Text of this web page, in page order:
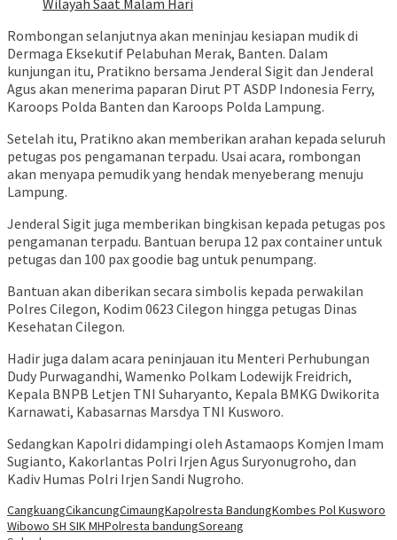
Wilayah Saat Malam Hari
Rombongan selanjutnya akan meninjau kesiapan mudik di
Dermaga Eksekutif Pelabuhan Merak, Banten. Dalam
kunjungan itu, Pratikno bersama Jenderal Sigit dan Jenderal
Agus akan menerima paparan Dirut PT ASDP Indonesia Ferry,
Karoops Polda Banten dan Karoops Polda Lampung.
Setelah itu, Pratikno akan memberikan arahan kepada seluruh
petugas pos pengamanan terpadu. Usai acara, rombongan
akan menyapa pemudik yang hendak menyeberang menuju
Lampung.
Jenderal Sigit juga memberikan bingkisan kepada petugas pos
pengamanan terpadu. Bantuan berupa 12 pax container untuk
petugas dan 100 pax goodie bag untuk penumpang.
Bantuan akan diberikan secara simbolis kepada perwakilan
Polres Cilegon, Kodim 0623 Cilegon hingga petugas Dinas
Kesehatan Cilegon.
Hadir juga dalam acara peninjauan itu Menteri Perhubungan
Dudy Purwagandhi, Wamenko Polkam Lodewijk Freidrich,
Kepala BNPB Letjen TNI Suharyanto, Kepala BMKG Dwikorita
Karnawati, Kabasarnas Marsdya TNI Kusworo.
Sedangkan Kapolri didampingi oleh Astamaops Komjen Imam
Sugianto, Kakorlantas Polri Irjen Agus Suryonugroho, dan
Kadiv Humas Polri Irjen Sandi Nugroho.
CangkuangCikancungCimaungKapolresta BandungKombes Pol Kusworo
Wibowo SH SIK MHPolresta bandungSoreang